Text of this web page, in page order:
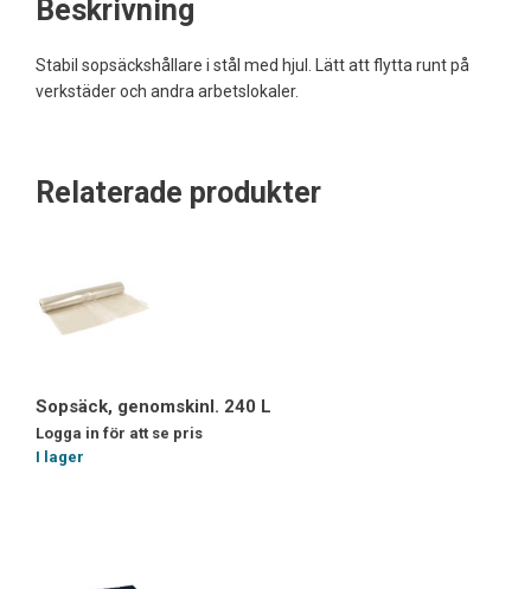
Beskrivning
Stabil sopsäckshållare i stål med hjul. Lätt att flytta runt på
verkstäder och andra arbetslokaler.
Relaterade produkter
Sopsäck, genomskinl. 240 L
Logga in för att se pris
I lager